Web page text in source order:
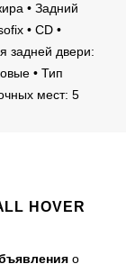
• Задний
• CD •
задней двери:
• Тип
мест: 5
HOVER
о